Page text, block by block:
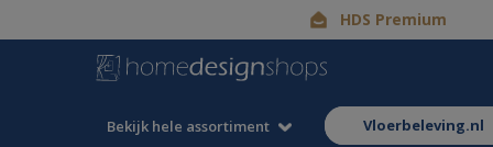
HDS Premium
Bekijk hele assortiment vloerbeleving.nl